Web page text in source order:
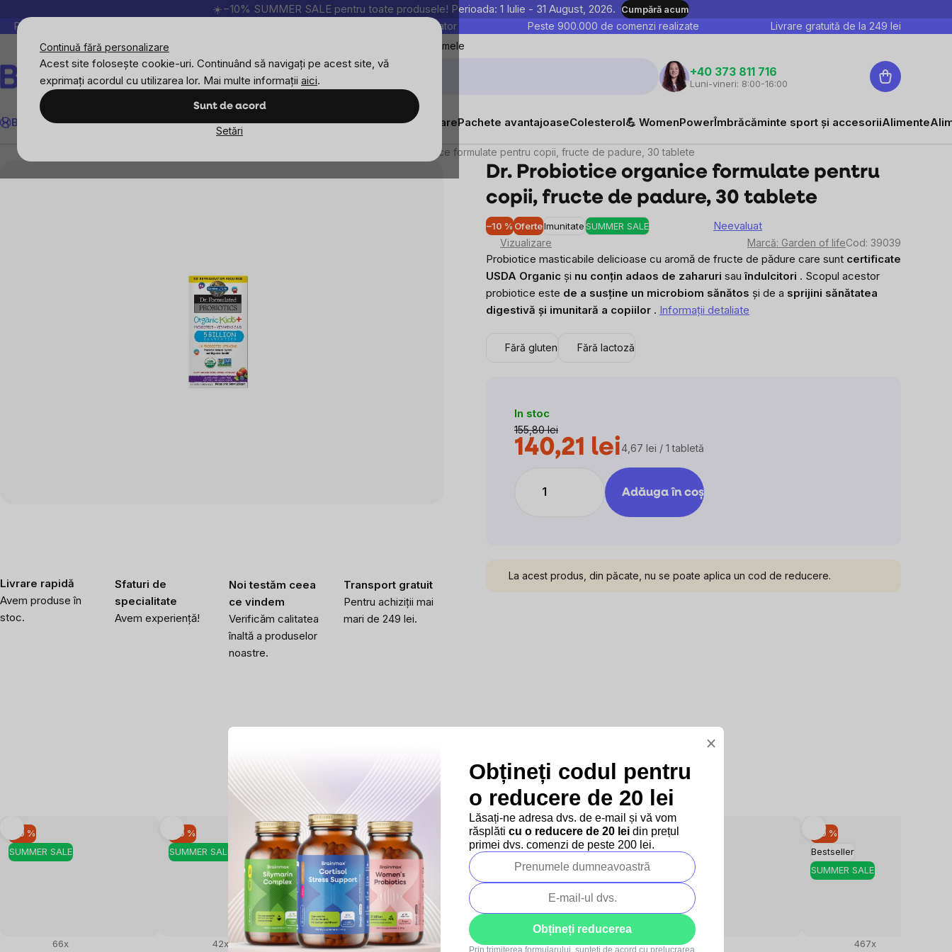
Continuă fără personalizare
Acest site folosește cookie-uri. Continuând să navigați pe acest site, vă
exprimați acordul cu utilizarea lor. Mai multe informații aici.
Sunt de acord
Setări
☀️−10% SUMMER SALE pentru toate produsele! Perioada: 1 Iulie - 31 August, 2026. Cumpără acum
Peste 200.000 de recenzii verificate Produsele noastre sunt testate în laborator Peste 900.000 de comenzi realizate Livrare gratuită de la 249 lei
Favoritele mele
Căutare
+40 373 811 716
Luni-vineri: 8:00-16:00
Coş
de
BrainMax
SportImunitateFemeiBărbațiCopiiObiectiveNoutățiSuplimente alimentarePachete avantajoaseColesterol💪 WomenPowerÎmbrăcăminte sport și accesoriiAlimente
Dr. Probiotice organice formulate pentru copii, fructe de padure, 30 tablete
Dr. Probiotice organice formulate pentru
copii, fructe de padure, 30 tablete
–10 % OferteImunitateSUMMER SALE
Evaluarea
a
produsului
este
0,0
Neevaluat
Livrare rapidă
Avem produse în
stoc.
Sfaturi de
specialitate
Avem experiență!
Noi testăm ceea
ce vindem
Verificăm calitatea
înaltă a produselor
noastre.
Transport gratuit
Pentru achiziții mai
mari de 249 lei.
Vizualizare Marcă: Garden of lifeCod: 39039
Probiotice masticabile delicioase cu aromă de fructe de pădure care sunt certificate
USDA Organic și nu conțin adaos de zaharuri sauîndulcitori . Scopul acestor
probiotice este de a susține un microbiom sănătos și de a sprijini sănătatea
digestivă și imunitară a copiilor . Informaţii detaliate
Fără gluten Fără lactoză
In stoc
155,80 lei
140,21 lei Evaluare
preţ:
4,67 lei / 1 tabletă
Adăuga în coş
La acest produs, din păcate, nu se poate aplica un cod de reducere.
Produse asociate
SUMMER SALE
–10 %
66x
SUMMER SALE
–10 %
42x
SUMMER SALE
–10 %
5x
SUMMER SALE
–10 %
Mai multe variante
3x
SUMMER SALE
–10 %
Bestseller
SUMMER SALE
–10 %
467x
×
Obțineți codul pentru
o reducere de 20 lei
Lăsați-ne adresa dvs. de e-mail și vă vom
răsplăti cu o reducere de 20 lei din prețul
primei dvs. comenzi de peste 200 lei.
Obțineți reducerea
Prin trimiterea formularului, sunteți de acord cu prelucrarea